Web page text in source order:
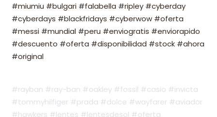
#miumiu #bulgari #falabella #ripley #cyberday
#cyberdays #blackfridays #cyberwow #oferta
#messi #mundial #peru #enviogratis #enviorapido
#descuento #oferta #disponibilidad #stock #ahora
#original
#rayban #ray-ban #oakley #fossil #casio #invicta
#tommyhilfiger #prada #dolce #wayfarer #aviador
#hawkers #lentes #lentesdesol #oferta